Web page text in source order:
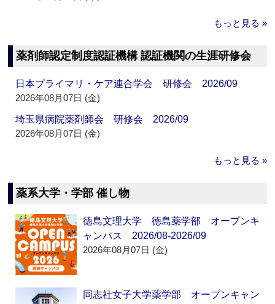
もっと見る »
薬剤師認定制度認証機構 認証機関の生涯研修会
日本プライマリ・ケア連合学会 研修会 2026/09
2026年08月07日 (金)
埼玉県病院薬剤師会 研修会 2026/09
2026年08月07日 (金)
もっと見る »
薬系大学・学部 催し物
徳島文理大学 徳島薬学部 オープンキ
ャンパス 2026/08-2026/09
2026年08月07日 (金)
同志社女子大学薬学部 オープンキャン